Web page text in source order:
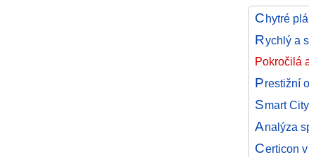
C hytré
Rychlý a
Pokročilá
Prestižní
Smart
Analýza
Certicon